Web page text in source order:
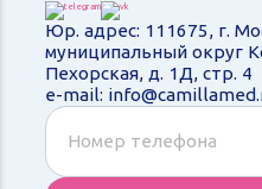
Юр. адрес: 111675, г.
муниципальный округ
Пехорская, д. 1Д, стр. 4
e-mail: